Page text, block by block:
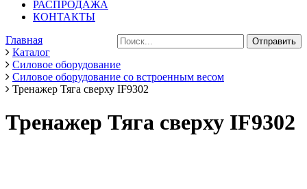
РАСПРОДАЖА
КОНТАКТЫ
Главная
Каталог
Силовое оборудование
Силовое оборудование со встроенным весом
Тренажер Тяга сверху IF9302
Тренажер Тяга сверху IF9302